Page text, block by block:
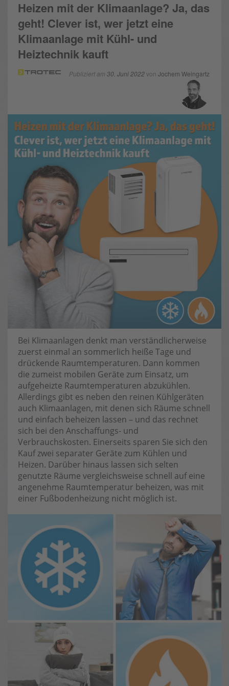
Heizen mit der Klimaanlage? Ja, das
geht! Clever ist, wer jetzt eine
Klimaanlage mit Kühl- und
Heiztechnik kauft
Publiziert am 30. Juni 2022von Jochem Weingartz
Bei Klimaanlagen denkt man verständlicherweise
zuerst einmal an sommerlich heiße Tage und
drückende Raumtemperaturen. Dann kommen
die zumeist mobilen Geräte zum Einsatz, um
aufgeheizte Raumtemperaturen abzukühlen.
Allerdings gibt es neben den reinen Kühlgeräten
auch Klimaanlagen, mit denen sich Räume schnell
und einfach beheizen lassen – und das rechnet
sich bei den Anschaffungs- und
Verbrauchskosten. Einerseits sparen Sie sich den
Kauf zwei separater Geräte zum Kühlen und
Heizen. Darüber hinaus lassen sich selten
genutzte Räume vergleichsweise schnell auf eine
angenehme Raumtemperatur beheizen, was mit
einer Fußbodenheizung nicht möglich ist.